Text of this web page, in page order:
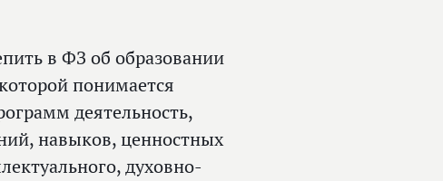
в ФЗ об образовании
понимается
деятельность,
навыков, ценностных
духовно-